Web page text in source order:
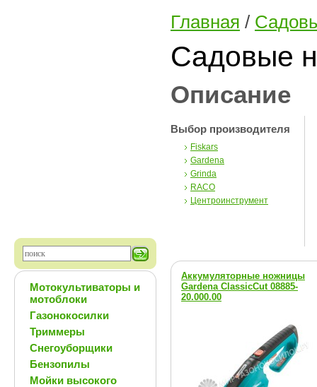
Мотокультиваторы и
мотоблоки
Газонокосилки
Триммеры
Снегоуборщики
Бензопилы
Мойки высокого
Главная /
Садовые
Описание
Выбор производителя
Fiskars
Gardena
Grinda
RACO
Центроинструмент
Аккумуляторные ножницы
Gardena ClassicCut 08885-
20.000.00